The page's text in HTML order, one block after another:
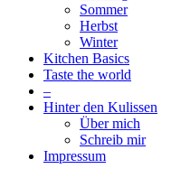
Sommer
Herbst
Winter
Kitchen Basics
Taste the world
–
Hinter den Kulissen
Über mich
Schreib mir
Impressum